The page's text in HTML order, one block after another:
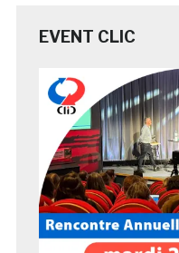
EVENT CLIC